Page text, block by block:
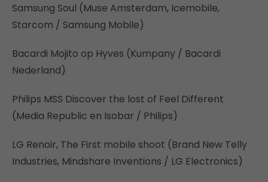
Samsung Soul (Muse Amsterdam, Icemobile,
Starcom / Samsung Mobile)
Bacardi Mojito op Hyves (Kumpany / Bacardi
Nederland)
Philips MSS Discover the lost of Feel Different
(Media Republic en Isobar / Philips)
LG Renoir, The First mobile shoot (Brand New Telly
Industries, Mindshare Inventions / LG Electronics)